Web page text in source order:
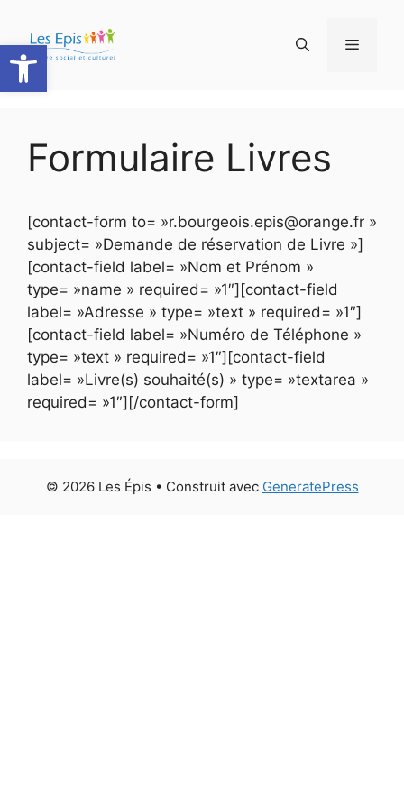
Ouvrir la barre d’outils
contenu
Menu
Formulaire Livres
[contact-form to= »r.bourgeois.epis@orange.fr »
subject= »Demande de réservation de Livre »]
[contact-field label= »Nom et Prénom »
type= »name » required= »1″][contact-field
label= »Adresse » type= »text » required= »1″]
[contact-field label= »Numéro de Téléphone »
type= »text » required= »1″][contact-field
label= »Livre(s) souhaité(s) » type= »textarea »
required= »1″][/contact-form]
© 2026 Les Épis • Construit avec GeneratePress